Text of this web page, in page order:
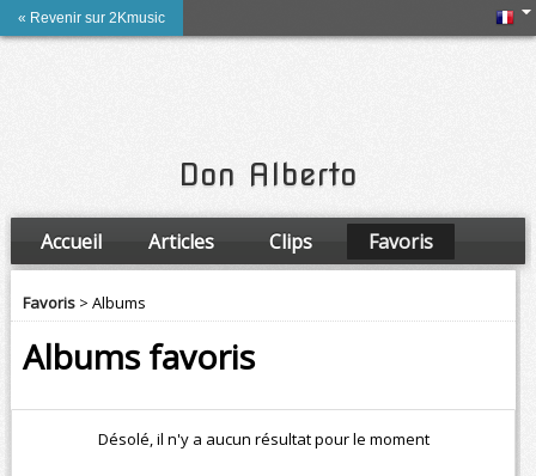
« Revenir sur 2Kmusic
Don Alberto
Accueil Articles Clips
Favoris
Amis
Favoris > Albums
Albums favoris
Désolé, il n'y a aucun résultat pour le moment